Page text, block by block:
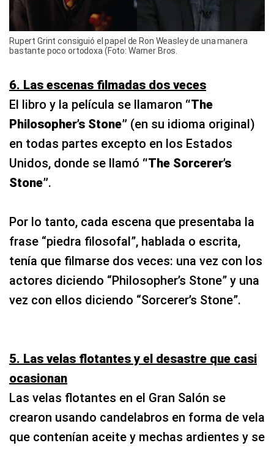
Rupert Grint consiguió el papel de Ron Weasley de una manera
bastante poco ortodoxa (Foto: Warner Bros.
6. Las escenas filmadas dos veces
El libro y la película se llamaron “The
Philosopher’s Stone” (en su idioma original)
en todas partes excepto en los Estados
Unidos, donde se llamó “The Sorcerer’s
Stone”.
Por lo tanto, cada escena que presentaba la
frase “piedra filosofal”, hablada o escrita,
tenía que filmarse dos veces: una vez con los
actores diciendo “Philosopher’s Stone” y una
vez con ellos diciendo “Sorcerer’s Stone”.
5. Las velas flotantes y el desastre que casi
ocasionan
Las velas flotantes en el Gran Salón se
crearon usando candelabros en forma de vela
que contenían aceite y mechas ardientes y se